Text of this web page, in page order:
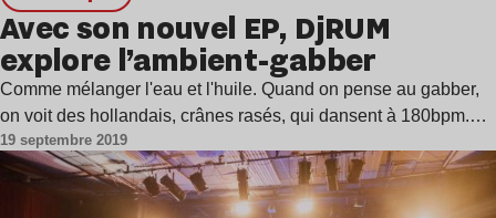
Avec son nouvel EP, DjRUM
explore l’ambient-gabber
Comme mélanger l'eau et l'huile. Quand on pense au gabber,
on voit des hollandais, crânes rasés, qui dansent à 180bpm.…
19 septembre 2019